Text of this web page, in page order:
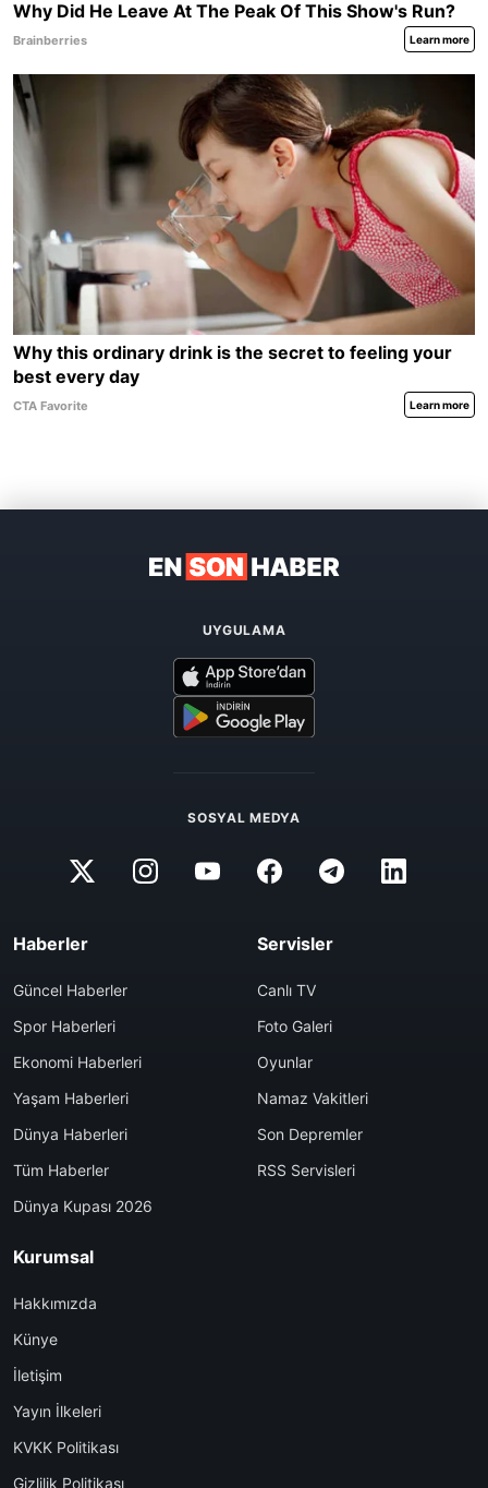
UYGULAMA
SOSYAL MEDYA
Haberler
Güncel Haberler
Spor Haberleri
Ekonomi Haberleri
Yaşam Haberleri
Dünya Haberleri
Tüm Haberler
Dünya Kupası 2026
Servisler
Canlı TV
Foto Galeri
Oyunlar
Namaz Vakitleri
Son Depremler
RSS Servisleri
Kurumsal
Hakkımızda
Künye
İletişim
Yayın İlkeleri
KVKK Politikası
Gizlilik Politikası